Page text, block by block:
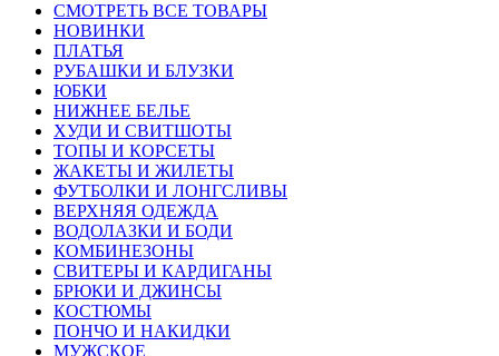
СМОТРЕТЬ ВСЕ ТОВАРЫ
НОВИНКИ
ПЛАТЬЯ
РУБАШКИ И БЛУЗКИ
ЮБКИ
НИЖНЕЕ БЕЛЬЕ
ХУДИ И СВИТШОТЫ
ТОПЫ И КОРСЕТЫ
ЖАКЕТЫ И ЖИЛЕТЫ
ФУТБОЛКИ И ЛОНГСЛИВЫ
ВЕРХНЯЯ ОДЕЖДА
ВОДОЛАЗКИ И БОДИ
КОМБИНЕЗОНЫ
СВИТЕРЫ И КАРДИГАНЫ
БРЮКИ И ДЖИНСЫ
КОСТЮМЫ
ПОНЧО И НАКИДКИ
МУЖСКОЕ